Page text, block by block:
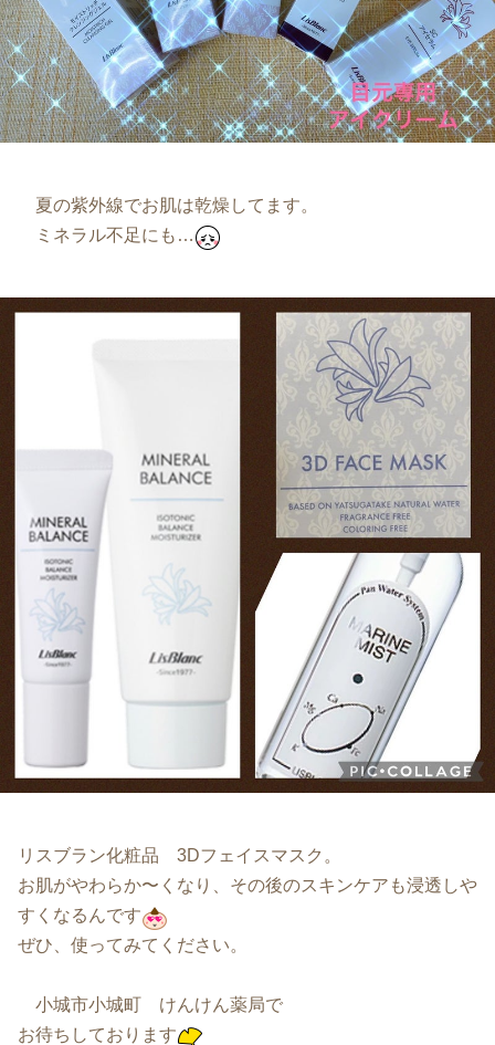
夏の紫外線でお肌は乾燥してます。
ミネラル不足にも…
リスブラン化粧品 3Dフェイスマスク。
お肌がやわらか〜くなり、その後のスキンケアも浸透しや
すくなるんです
ぜひ、使ってみてください。
小城市小城町 けんけん薬局で
お待ちしております